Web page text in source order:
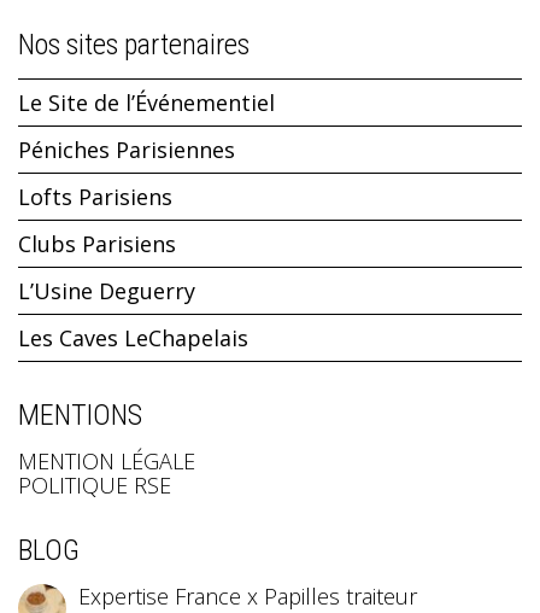
Nos sites partenaires
Le Site de l’Événementiel
Péniches Parisiennes
Lofts Parisiens
Clubs Parisiens
L’Usine Deguerry
Les Caves LeChapelais
MENTIONS
MENTION LÉGALE
POLITIQUE RSE
BLOG
Expertise France x Papilles traiteur